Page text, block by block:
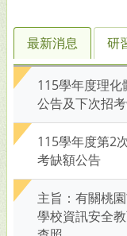
最新消息 研
115學年度理化
公告及下次招
115學年度第2
考缺額公告
主旨：有關桃
學校資訊安全